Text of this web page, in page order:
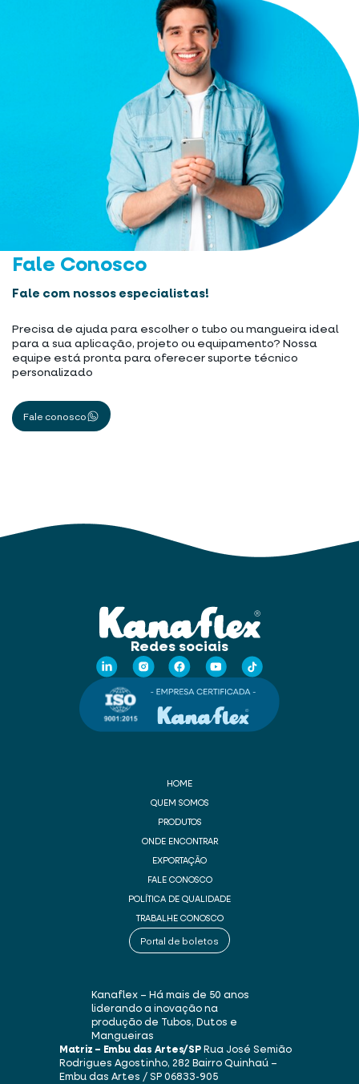
Fale Conosco
Fale com nossos especialistas!
Precisa de ajuda para escolher o tubo ou mangueira ideal
para a sua aplicação, projeto ou equipamento? Nossa
equipe está pronta para oferecer suporte técnico
personalizado
Fale conosco
Redes sociais
HOME
QUEM SOMOS
PRODUTOS
ONDE ENCONTRAR
EXPORTAÇÃO
FALE CONOSCO
POLÍTICA DE QUALIDADE
TRABALHE CONOSCO
Portal de boletos
Kanaflex – Há mais de 50 anos
liderando a inovação na
produção de Tubos, Dutos e
Mangueiras
Matriz – Embu das Artes/SPRua José Semião
Rodrigues Agostinho, 282 Bairro Quinhaú –
Embu das Artes / SP06833-905